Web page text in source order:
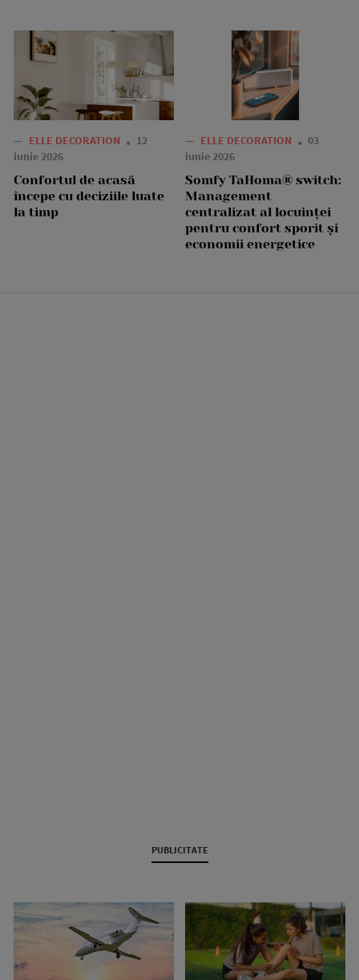
— ELLE DECORATION
12
iunie 2026
Confortul de acasă
începe cu deciziile luate
la timp
— ELLE DECORATION
03
iunie 2026
Somfy TaHoma® switch:
Management
centralizat al locuinței
pentru confort sporit și
economii energetice
PUBLICITATE